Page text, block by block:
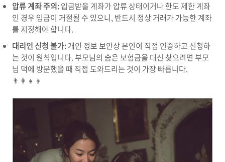
압류 계좌 주의:입금받을 계좌가 압류 상태이거나 한도 제한 계좌
인 경우 입금이 거절될 수 있으니, 반드시 정상 거래가 가능한 계좌
를 지정해야 합니다.
대리인 신청 불가:개인 정보 보안상 본인이 직접 인증하고 신청하
는 것이 원칙입니다. 부모님의 숨은 보험금을 대신 찾으려면 부모
님 댁에 방문했을 때 직접 도와드리는 것이 가장 빠릅니다.
👨‍👩‍👧‍👦